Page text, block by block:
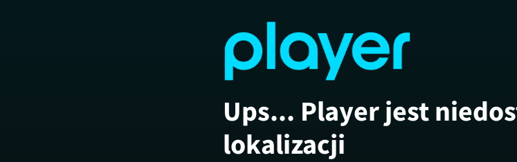
Ups... Player jest
lokalizacji